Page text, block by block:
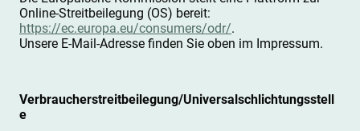
Online-Streitbeilegung (OS) bereit:
https://ec.europa.eu/consumers/odr/.
Unsere E-Mail-Adresse finden Sie oben im Impressum.
Verbraucher­streit­beilegung/Universal­schlichtungs­stell
e